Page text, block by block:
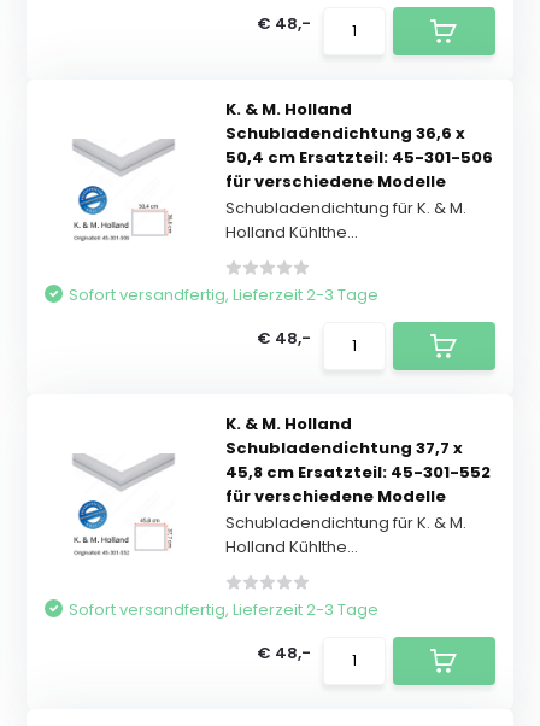
€ 48,-
K. & M. Holland
Schubladendichtung 36,6 x
50,4 cm Ersatzteil: 45-301-506
für verschiedene Modelle
Schubladendichtung für K. & M.
Holland Kühlthe...
Sofort versandfertig, Lieferzeit 2-3 Tage
€ 48,-
K. & M. Holland
Schubladendichtung 37,7 x
45,8 cm Ersatzteil: 45-301-552
für verschiedene Modelle
Schubladendichtung für K. & M.
Holland Kühlthe...
Sofort versandfertig, Lieferzeit 2-3 Tage
€ 48,-